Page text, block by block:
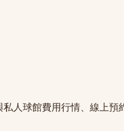
人球館費用行情、線上預